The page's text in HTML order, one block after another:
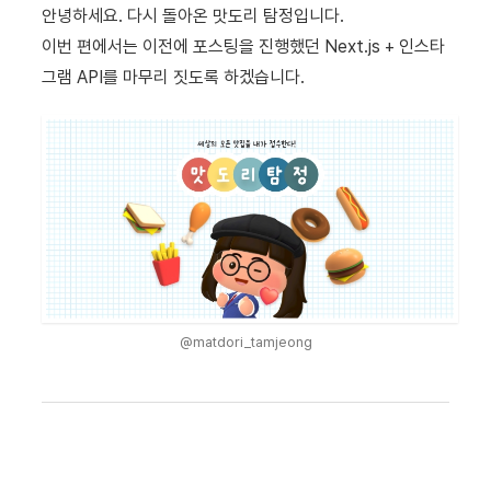
안녕하세요. 다시 돌아온 맛도리 탐정입니다.
이번 편에서는 이전에 포스팅을 진행했던 Next.js + 인스타
그램 API를 마무리 짓도록 하겠습니다.
@matdori_tamjeong